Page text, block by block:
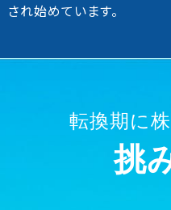
され始めています。
転換期に
挑